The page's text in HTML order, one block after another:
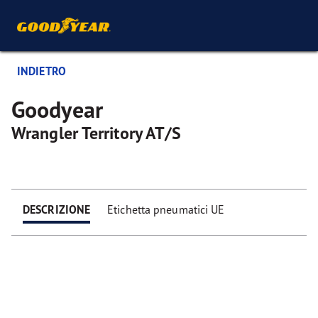
INDIETRO
Goodyear
Wrangler Territory AT/S
DESCRIZIONE Etichetta pneumatici UE